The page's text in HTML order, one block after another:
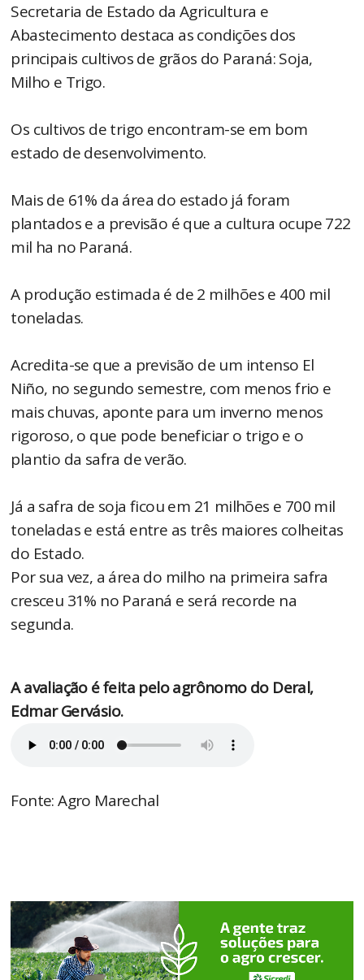
Secretaria de Estado da Agricultura e
Abastecimento destaca as condições dos
principais cultivos de grãos do Paraná: Soja,
Milho e Trigo.
Os cultivos de trigo encontram-se em bom
estado de desenvolvimento.
Mais de 61% da área do estado já foram
plantados e a previsão é que a cultura ocupe 722
mil ha no Paraná.
A produção estimada é de 2 milhões e 400 mil
toneladas.
Acredita-se que a previsão de um intenso El
Niño, no segundo semestre, com menos frio e
mais chuvas, aponte para um inverno menos
rigoroso, o que pode beneficiar o trigo e o
plantio da safra de verão.
Já a safra de soja ficou em 21 milhões e 700 mil
toneladas e está entre as três maiores colheitas
do Estado.
Por sua vez, a área do milho na primeira safra
cresceu 31% no Paraná e será recorde na
segunda.
A avaliação é feita pelo agrônomo do Deral,
Edmar Gervásio.
Fonte: Agro Marechal